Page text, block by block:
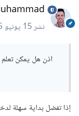
نشر15 يونيو 2025
اذن هل يمكن